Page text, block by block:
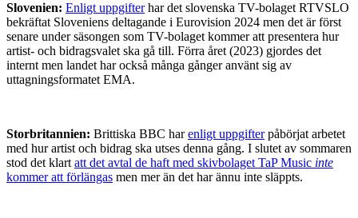
Slovenien: Enligt uppgifterhar det slovenska TV-bolaget RTVSLO
bekräftat Sloveniens deltagande i Eurovision 2024 men det är först
senare under säsongen som TV-bolaget kommer att presentera hur
artist- och bidragsvalet ska gå till. Förra året (2023) gjordes det
internt men landet har också många gånger använt sig av
uttagningsformatet EMA.
Storbritannien: Brittiska BBC harenligt uppgifterpåbörjat arbetet
med hur artist och bidrag ska utses denna gång. I slutet av sommaren
stod det klart att det avtal de haft med skivbolaget TaP Music inte
kommer att förlängas men mer än det har ännu inte släppts.